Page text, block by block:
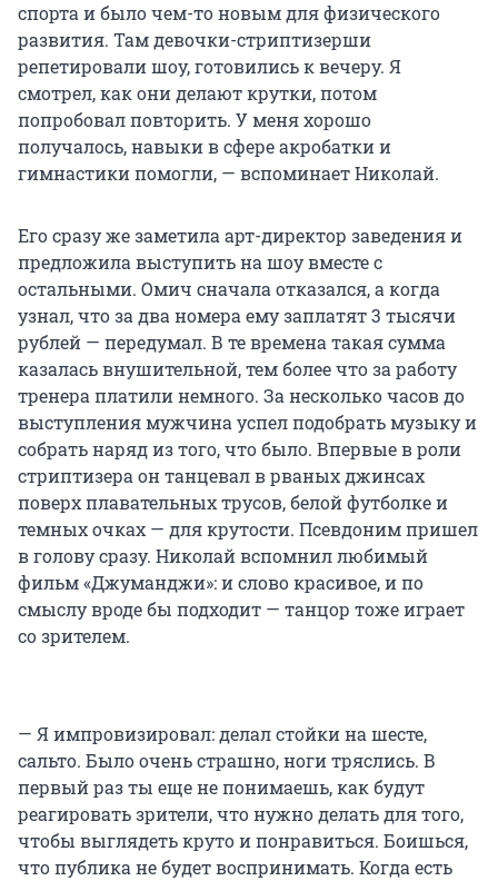
спорта и было чем-то новым для физического
развития. Там девочки-стриптизерши
репетировали шоу, готовились к вечеру. Я
смотрел, как они делают крутки, потом
попробовал повторить. У меня хорошо
получалось, навыки в сфере акробатки и
гимнастики помогли, — вспоминает Николай.
Его сразу же заметила арт-директор заведения и
предложила выступить на шоу вместе с
остальными. Омич сначала отказался, а когда
узнал, что за два номера ему заплатят 3 тысячи
рублей — передумал. В те времена такая сумма
казалась внушительной, тем более что за работу
тренера платили немного. За несколько часов до
выступления мужчина успел подобрать музыку и
собрать наряд из того, что было. Впервые в роли
стриптизера он танцевал в рваных джинсах
поверх плавательных трусов, белой футболке и
темных очках — для крутости. Псевдоним пришел
в голову сразу. Николай вспомнил любимый
фильм «Джуманджи»: и слово красивое, и по
смыслу вроде бы подходит — танцор тоже играет
со зрителем.
— Я импровизировал: делал стойки на шесте,
сальто. Было очень страшно, ноги тряслись. В
первый раз ты еще не понимаешь, как будут
реагировать зрители, что нужно делать для того,
чтобы выглядеть круто и понравиться. Боишься,
что публика не будет воспринимать. Когда есть